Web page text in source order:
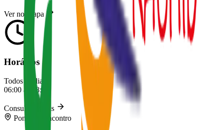
Ver no Mapa
Horários
Todos os dias
06:00 às 18:00
Consultar Vagas
Ponto de Encontro